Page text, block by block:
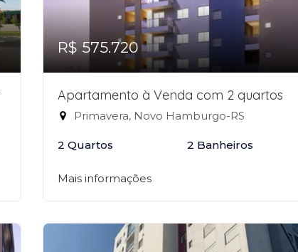
R$ 575.720
Apartamento à Venda com 2 quartos
Primavera, Novo Hamburgo-RS
2 Quartos 2 Banheiros
Mais informações